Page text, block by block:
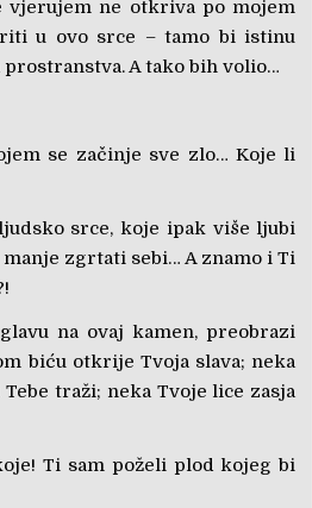
vjerujem ne otkriva po mojem
u ovo srce – tamo bi istinu
A tako bih volio…
se začinje sve zlo… Koje li
srce, koje ipak više ljubi
zgrtati sebi… A znamo i Ti
na ovaj kamen, preobrazi
biću otkrije Tvoja slava; neka
traži; neka Tvoje lice zasja
Ti sam poželi plod kojeg bi